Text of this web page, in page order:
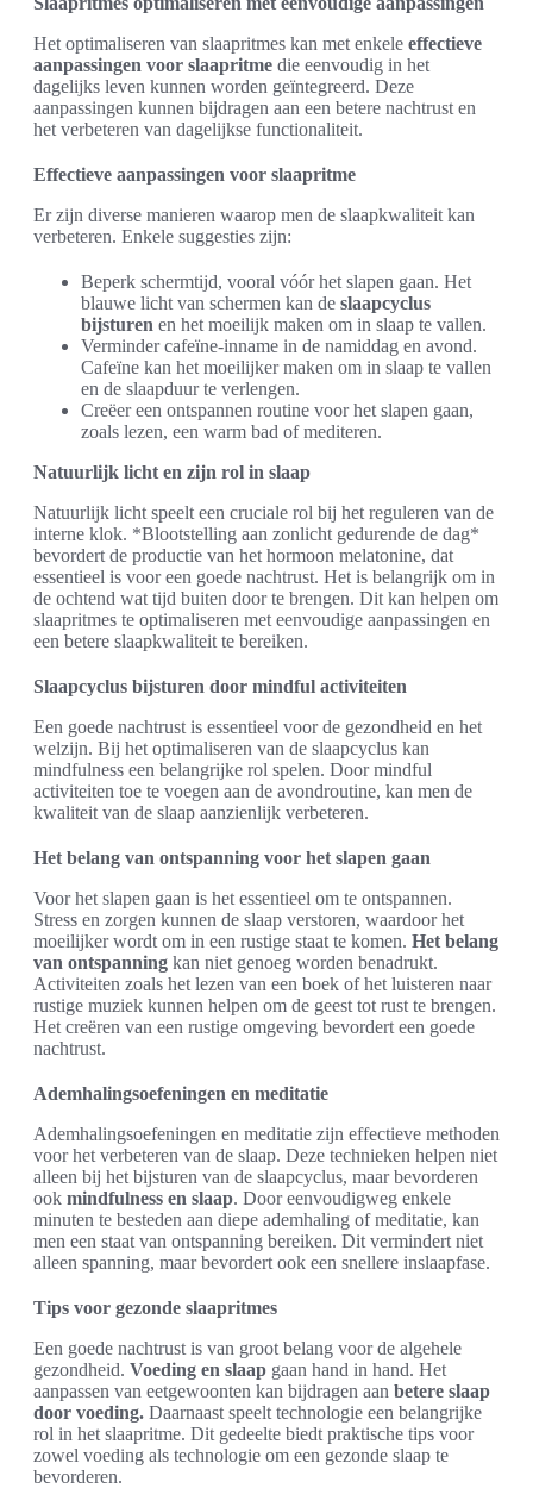
Het optimaliseren van slaapritmes kan met enkele effectieve
aanpassingen voor slaapritme die eenvoudig in het
dagelijks leven kunnen worden geïntegreerd. Deze
aanpassingen kunnen bijdragen aan een betere nachtrust en
het verbeteren van dagelijkse functionaliteit.
Effectieve aanpassingen voor slaapritme
Er zijn diverse manieren waarop men de slaapkwaliteit kan
verbeteren. Enkele suggesties zijn:
Beperk schermtijd, vooral vóór het slapen gaan. Het
blauwe licht van schermen kan de slaapcyclus
bijsturen en het moeilijk maken om in slaap te vallen.
Verminder cafeïne-inname in de namiddag en avond.
Cafeïne kan het moeilijker maken om in slaap te vallen
en de slaapduur te verlengen.
Creëer een ontspannen routine voor het slapen gaan,
zoals lezen, een warm bad of mediteren.
Natuurlijk licht en zijn rol in slaap
Natuurlijk licht speelt een cruciale rol bij het reguleren van de
interne klok. *Blootstelling aan zonlicht gedurende de dag*
bevordert de productie van het hormoon melatonine, dat
essentieel is voor een goede nachtrust. Het is belangrijk om in
de ochtend wat tijd buiten door te brengen. Dit kan helpen om
slaapritmes te optimaliseren met eenvoudige aanpassingen en
een betere slaapkwaliteit te bereiken.
Slaapcyclus bijsturen door mindful activiteiten
Een goede nachtrust is essentieel voor de gezondheid en het
welzijn. Bij het optimaliseren van de slaapcyclus kan
mindfulness een belangrijke rol spelen. Door mindful
activiteiten toe te voegen aan de avondroutine, kan men de
kwaliteit van de slaap aanzienlijk verbeteren.
Het belang van ontspanning voor het slapen gaan
Voor het slapen gaan is het essentieel om te ontspannen.
Stress en zorgen kunnen de slaap verstoren, waardoor het
moeilijker wordt om in een rustige staat te komen. Het belang
van ontspanning kan niet genoeg worden benadrukt.
Activiteiten zoals het lezen van een boek of het luisteren naar
rustige muziek kunnen helpen om de geest tot rust te brengen.
Het creëren van een rustige omgeving bevordert een goede
nachtrust.
Ademhalingsoefeningen en meditatie
Ademhalingsoefeningen en meditatie zijn effectieve methoden
voor het verbeteren van de slaap. Deze technieken helpen niet
alleen bij het bijsturen van de slaapcyclus, maar bevorderen
ook mindfulness en slaap. Door eenvoudigweg enkele
minuten te besteden aan diepe ademhaling of meditatie, kan
men een staat van ontspanning bereiken. Dit vermindert niet
alleen spanning, maar bevordert ook een snellere inslaapfase.
Tips voor gezonde slaapritmes
Een goede nachtrust is van groot belang voor de algehele
gezondheid. Voeding en slaap gaan hand in hand. Het
aanpassen van eetgewoonten kan bijdragen aan betere slaap
door voeding. Daarnaast speelt technologie een belangrijke
rol in het slaapritme. Dit gedeelte biedt praktische tips voor
zowel voeding als technologie om een gezonde slaap te
bevorderen.